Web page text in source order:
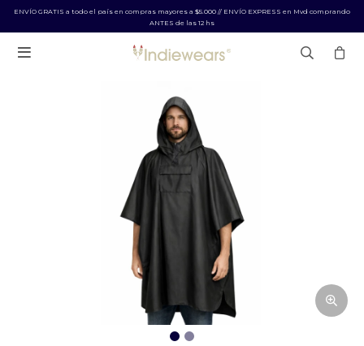
ENVÍO GRATIS a todo el país en compras mayores a $5.000 // ENVÍO EXPRESS en Mvd comprando
ANTES de las 12 hs
